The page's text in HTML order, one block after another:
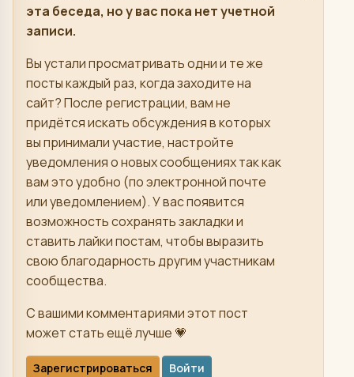
эта беседа, но у вас пока нет учетной
записи.
Вы устали просматривать одни и те же
посты каждый раз, когда заходите на
сайт? После регистрации, вам не
придётся искать обсуждения в которых
вы принимали участие, настройте
уведомления о новых сообщениях так как
вам это удобно (по электронной почте
или уведомлением). У вас появится
возможность сохранять закладки и
ставить лайки постам, чтобы выразить
свою благодарность другим участникам
сообщества.
С вашими комментариями этот пост
может стать ещё лучше 💗
Зарегистрироваться Войти